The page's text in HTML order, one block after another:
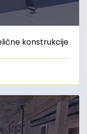
konstrukcije